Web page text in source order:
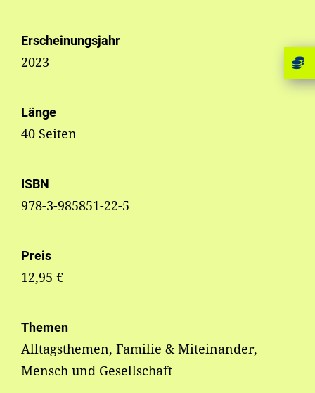
Erscheinungsjahr
2023
Länge
40 Seiten
ISBN
978-3-985851-22-5
Preis
12,95 €
Themen
Alltagsthemen, Familie & Miteinander,
Mensch und Gesellschaft